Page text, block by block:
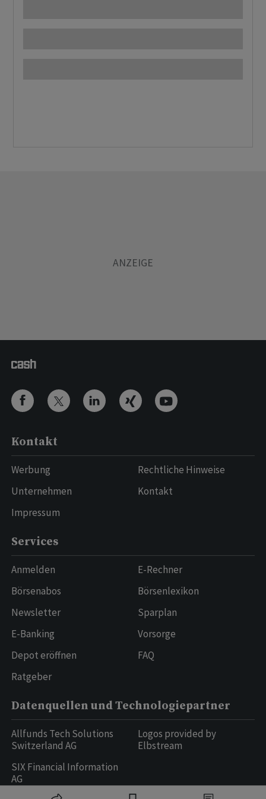
Kontakt
Werbung
Unternehmen
Impressum
Rechtliche Hinweise
Kontakt
Services
Anmelden
Börsenabos
Newsletter
E-Banking
Depot eröffnen
Ratgeber
E-Rechner
Börsenlexikon
Sparplan
Vorsorge
FAQ
Datenquellen und Technologiepartner
Allfunds Tech Solutions
Switzerland AG
SIX Financial Information
AG
Logos provided by
Elbstream